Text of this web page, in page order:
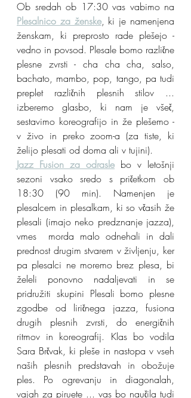
Plesalnico za ženske, ki je namenjena
ženskam, ki preprosto rade plešejo -
vedno in povsod. Plesale bomo različne
plesne zvrsti - cha cha cha, salso,
bachato, mambo, pop, tango, pa tudi
preplet različnih plesnih stilov ...
izberemo glasbo, ki nam je všeč,
sestavimo koreografijo in že plešemo -
v živo in preko zoom-a (za tiste, ki
želijo plesati od doma ali v tujini).
Jazz Fusion za odrasle bo v letošnji
sezoni vsako sredo s pričetkom ob
18:30 (90 min). Namenjen je
plesalcem in plesalkam, ki so včasih že
plesali (imajo neko predznanje jazza),
vmes  morda malo odnehali in dali
prednost drugim stvarem v življenju, ker
pa plesalci ne moremo brez plesa, bi
želeli ponovno nadaljevati in se
pridružiti skupini Plesali bomo plesne
zgodbe od liričnega jazza, fusiona
drugih plesnih zvrsti, do energičnih
ritmov in koreografij. Klas bo vodila
Sara Brčvak, ki pleše in nastopa v vseh
naših plesnih predstavah in obožuje
ples. Po ogrevanju in diagonalah,
vajah za piruete ... vas bo naučila tudi